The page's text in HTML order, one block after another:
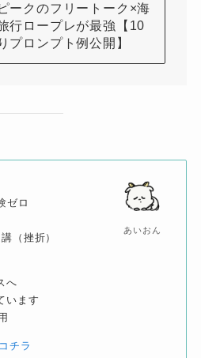
ークのフリートーク×海
行ロープレが最強【10
プロンプト例公開】
ゼロ
（挫折）
へ
います
チラ
あいおん